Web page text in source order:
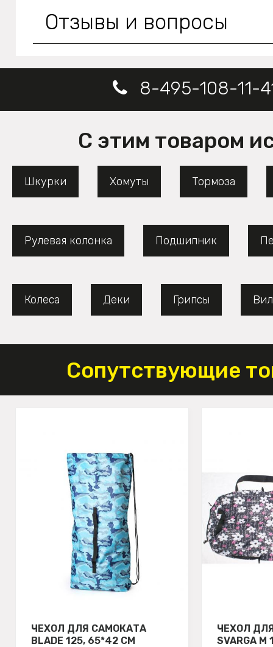
Отзывы и вопросы
8-495-108-11-
С этим товаром
Шкурки Хомуты Тормоза
Рулевая колонка Подшипник
Колеса Деки Грипсы
Сопутствующие
ЧЕХОЛ ДЛЯ САМОКАТА
BLADE 125, 65*42 СМ
ЧЕХОЛ
SVARGA М